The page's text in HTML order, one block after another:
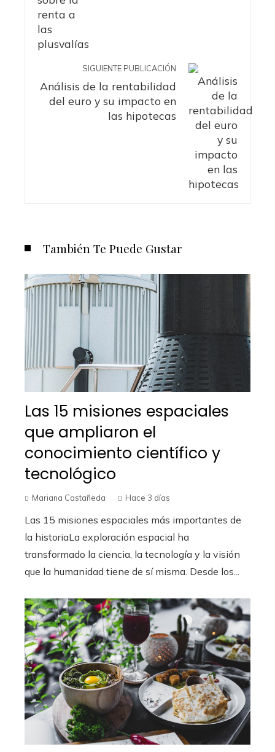
SIGUIENTE PUBLICACIÓN
Análisis de la rentabilidad
del euro y su impacto en
las hipotecas
También Te Puede Gustar
Las 15 misiones espaciales
que ampliaron el
conocimiento científico y
tecnológico
Mariana Castañeda Hace 3 días
Las 15 misiones espaciales más importantes de
la historiaLa exploración espacial ha
transformado la ciencia, la tecnología y la visión
que la humanidad tiene de sí misma. Desde los...